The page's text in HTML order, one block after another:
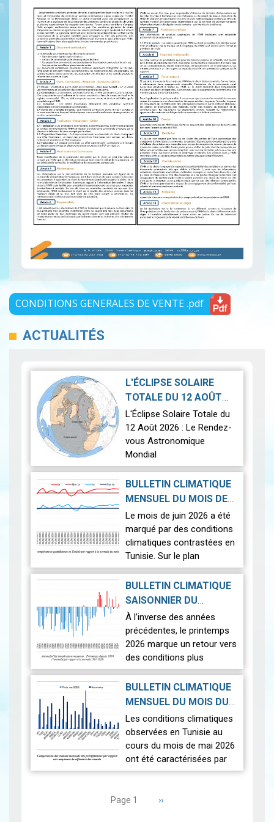
CONDITIONS GENERALES DE VENTE .pdf
ACTUALITÉS
L'ÉCLIPSE SOLAIRE
TOTALE DU 12 AOÛT
2026|2026-07-21
L'Éclipse Solaire Totale du
12 Août 2026 : Le Rendez-
vous Astronomique
Mondial
Le 12 août 2026, la Terre
connaîtra l'un des
astronomiques les plus
spectaculaires : une…
BULLETIN CLIMATIQUE
MENSUEL DU MOIS DE
JUIN 2026 |2026-07-14
Le mois de juin 2026 a été
marqué par des conditions
climatiques contrastées en
Tunisie. Sur le plan
thermique, des
températures supérieures
aux normales ont été
observées sur l'en…
BULLETIN CLIMATIQUE
SAISONNIER DU
PRINTEMPS 2026|
2026-07-02
À l’inverse des années
précédentes, le printemps
2026 marque un retour vers
des conditions plus
proches de la normale,
avec un léger excédent
thermique de +0,3 °c
Nous r…
BULLETIN CLIMATIQUE
MENSUEL DU MOIS DU
MAI 2026|2026-06-17
Les conditions climatiques
observées en Tunisie au
cours du mois de mai 2026
ont été caractérisées par
des températures proches
répartition spatiale
Page 1 Page
››